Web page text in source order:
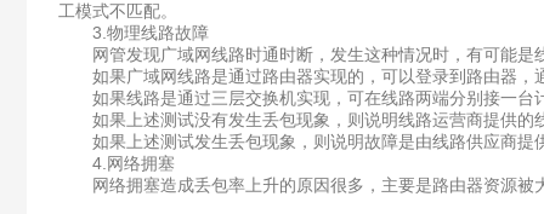
工模式不匹配。
3.物理线路故障
网管发现广域网线路时通时断，发生这种情况时，有可能是线
如果广域网线路是通过路由器实现的，可以登录到路由器
如果线路是通过三层交换机实现，可在线路两端分别接一台计
如果上述测试没有发生丢包现象，则说明线路运营商提供的线路
如果上述测试发生丢包现象，则说明故障是由线路供应商提供
4.网络拥塞
网络拥塞造成丢包率上升的原因很多，主要是路由器资源被大量